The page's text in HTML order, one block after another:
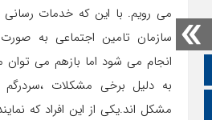
صفحه نخست
تالار گفتمان
می رویم. با این که خدمات
سازمان تامین اجتماعی به صورت
انجام می شود اما بازهم می توان
به دلیل برخی مشکلات
مشکل اند.یکی از این افراد که